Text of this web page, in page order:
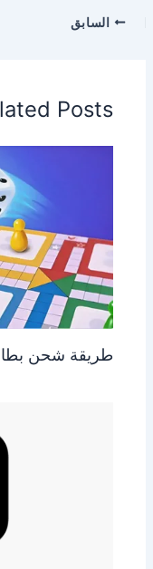
السابق
Posts
طريقة شحن